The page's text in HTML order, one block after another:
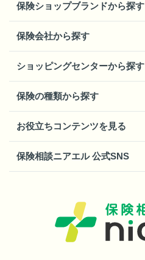
保険ショップブランドから探す
保険会社から探す
ショッピングセンターから探す
保険の種類から探す
お役立ちコンテンツを見る
保険相談ニアエル 公式SNS